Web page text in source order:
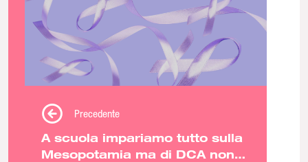
Precedente
A scuola impariamo tutto sulla
Mesopotamia ma di DCA non